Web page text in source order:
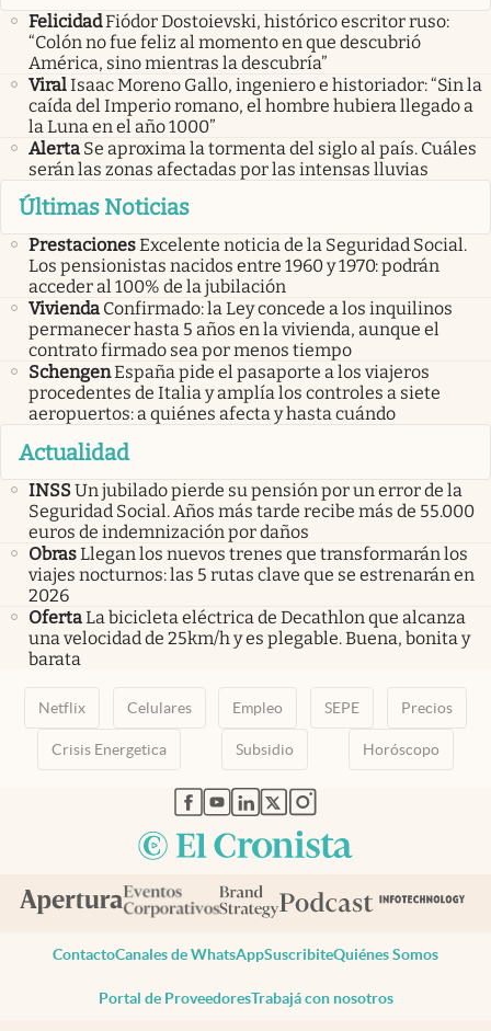
FelicidadFiódor Dostoievski, histórico escritor ruso:
“Colón no fue feliz al momento en que descubrió
América, sino mientras la descubría”
ViralIsaac Moreno Gallo, ingeniero e historiador: “Sin la
caída del Imperio romano, el hombre hubiera llegado a
la Luna en el año 1000”
Alerta Se aproxima la tormenta del siglo al país. Cuáles
serán las zonas afectadas por las intensas lluvias
Últimas Noticias
PrestacionesExcelente noticia de la Seguridad Social.
Los pensionistas nacidos entre 1960 y 1970: podrán
acceder al 100% de la jubilación
Vivienda Confirmado: la Ley concede a los inquilinos
permanecer hasta 5 años en la vivienda, aunque el
contrato firmado sea por menos tiempo
SchengenEspaña pide el pasaporte a los viajeros
procedentes de Italia y amplía los controles a siete
aeropuertos: a quiénes afecta y hasta cuándo
Actualidad
INSSUn jubilado pierde su pensión por un error de la
Seguridad Social. Años más tarde recibe más de 55.000
euros de indemnización por daños
ObrasLlegan los nuevos trenes que transformarán los
viajes nocturnos: las 5 rutas clave que se estrenarán en
2026
OfertaLa bicicleta eléctrica de Decathlon que alcanza
una velocidad de 25km/h y es plegable. Buena, bonita y
barata
Netflix Celulares Empleo SEPE Precios
Crisis Energetica Subsidio Horóscopo
abre en nueva pestaña
abre en nueva pestaña
abre en nueva pestaña
abre en nueva pestaña
abre en nueva pestaña
ContactoCanales de WhatsAppSuscribiteQuiénes Somos
Portal de ProveedoresTrabajá con nosotros